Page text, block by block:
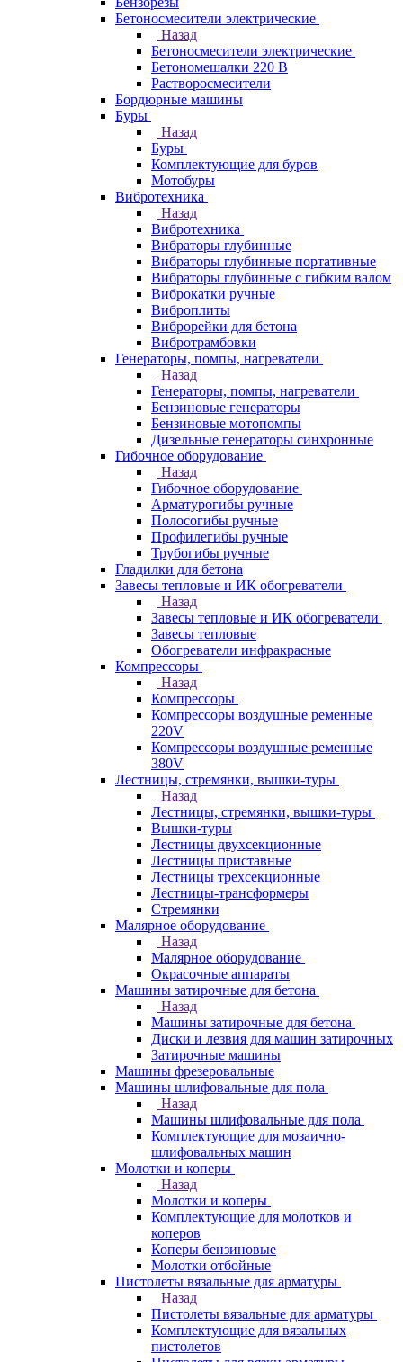
Бетоносмесители электрические
Назад
Бетоносмесители электрические
Бетономешалки 220 В
Растворосмесители
Бордюрные машины
Буры
Назад
Буры
Комплектующие для буров
Мотобуры
Вибротехника
Назад
Вибротехника
Вибраторы глубинные
Вибраторы глубинные портативные
Вибраторы глубинные с гибким валом
Виброкатки ручные
Виброплиты
Виброрейки для бетона
Вибротрамбовки
Генераторы, помпы, нагреватели
Назад
Генераторы, помпы, нагреватели
Бензиновые генераторы
Бензиновые мотопомпы
Дизельные генераторы синхронные
Гибочное оборудование
Назад
Гибочное оборудование
Арматурогибы ручные
Полосогибы ручные
Профилегибы ручные
Трубогибы ручные
Гладилки для бетона
Завесы тепловые и ИК обогреватели
Назад
Завесы тепловые и ИК обогреватели
Завесы тепловые
Обогреватели инфракрасные
Компрессоры
Назад
Компрессоры
Компрессоры воздушные ременные
220V
Компрессоры воздушные ременные
380V
Лестницы, стремянки, вышки-туры
Назад
Лестницы, стремянки, вышки-туры
Вышки-туры
Лестницы двухсекционные
Лестницы приставные
Лестницы трехсекционные
Лестницы-трансформеры
Стремянки
Малярное оборудование
Назад
Малярное оборудование
Окрасочные аппараты
Машины затирочные для бетона
Назад
Машины затирочные для бетона
Диски и лезвия для машин затирочных
Затирочные машины
Машины фрезеровальные
Машины шлифовальные для пола
Назад
Машины шлифовальные для пола
Комплектующие для мозаично-
шлифовальных машин
Молотки и коперы
Назад
Молотки и коперы
Комплектующие для молотков и
коперов
Коперы бензиновые
Молотки отбойные
Пистолеты вязальные для арматуры
Назад
Пистолеты вязальные для арматуры
Комплектующие для вязальных
пистолетов